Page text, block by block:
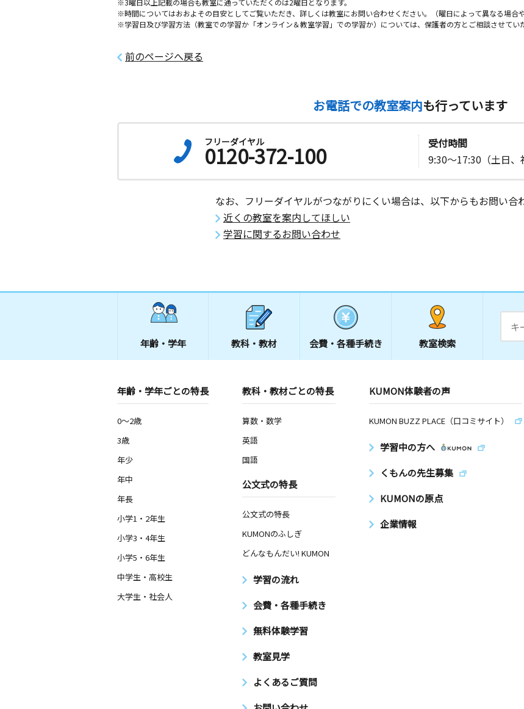
※3曜日以上記載の場合も教室に通っていただくのは2曜日となります。
※時間についてはおおよその目安としてご覧いただき、詳しくは教室にお問い合わせください。（曜日によって異なる場合
※学習日及び学習方法（教室での学習か「オンライン＆教室学習」での学習か）については、保護者の方とご相談させてい
前のページへ戻る
お電話での教室案内も行っています
フリーダイヤル
0120-372-100
受付時間
9:30～17:30（土日、
なお、フリーダイヤルがつながりにくい場合は、以下からもお問い合
近くの教室を案内してほしい
学習に関するお問い合わせ
年齢・学年 教科・教材 会費・ 各種手続き 教室検索
年齢・学年ごとの特長
0～2歳
3歳
年少
年中
年長
小学1・2年生
小学3・4年生
小学5・6年生
中学生・高校生
大学生・社会人
教科・教材ごとの特長
算数・数学
英語
国語
公文式の特長
公文式の特長
KUMONのふしぎ
どんなもんだい! KUMON
学習の流れ
会費・各種手続き
無料体験学習
教室見学
よくあるご質問
KUMON体験者の声
KUMON BUZZ PLACE（口コミサイト）
学習中の方へ
くもんの先生募集
KUMONの原点
企業情報